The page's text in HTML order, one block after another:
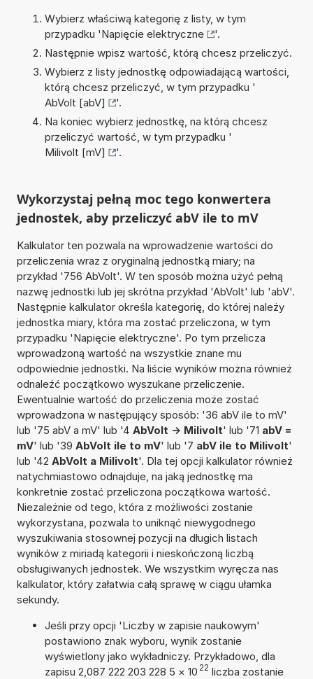
Wybierz właściwą kategorię z listy, w tym
przypadku 'Napięcie elektryczne
'.
Następnie wpisz wartość, którą chcesz przeliczyć.
Wybierz z listy jednostkę odpowiadającą wartości,
którą chcesz przeliczyć, w tym przypadku '
AbVolt [abV]
'.
Na koniec wybierz jednostkę, na którą chcesz
przeliczyć wartość, w tym przypadku '
Milivolt [mV]
'.
Wykorzystaj pełną moc tego konwertera
jednostek, aby przeliczyć abV ile to mV
Kalkulator ten pozwala na wprowadzenie wartości do
przeliczenia wraz z oryginalną jednostką miary; na
przykład '756 AbVolt'. W ten sposób można użyć pełną
nazwę jednostki lub jej skrótna przykład 'AbVolt' lub 'abV'.
Następnie kalkulator określa kategorię, do której należy
jednostka miary, która ma zostać przeliczona, w tym
przypadku 'Napięcie elektryczne'. Po tym przelicza
wprowadzoną wartość na wszystkie znane mu
odpowiednie jednostki. Na liście wyników można również
odnaleźć początkowo wyszukane przeliczenie.
Ewentualnie wartość do przeliczenia może zostać
wprowadzona w następujący sposób: '36 abV ile to mV'
lub '75 abV a mV' lub '4 AbVolt -> Milivolt' lub '71 abV =
mV' lub '39 AbVolt ile to mV' lub '7 abV ile to Milivolt'
lub '42 AbVolt a Milivolt'. Dla tej opcji kalkulator również
natychmiastowo odnajduje, na jaką jednostkę ma
konkretnie zostać przeliczona początkowa wartość.
Niezależnie od tego, która z możliwości zostanie
wykorzystana, pozwala to uniknąć niewygodnego
wyszukiwania stosownej pozycji na długich listach
wyników z miriadą kategorii i nieskończoną liczbą
obsługiwanych jednostek. We wszystkim wyręcza nas
kalkulator, który załatwia całą sprawę w ciągu ułamka
sekundy.
Jeśli przy opcji 'Liczby w zapisie naukowym'
postawiono znak wyboru, wynik zostanie
wyświetlony jako wykładniczy. Przykładowo, dla
zapisu 2,087 222 203 228 5 × 10 22 liczba zostanie